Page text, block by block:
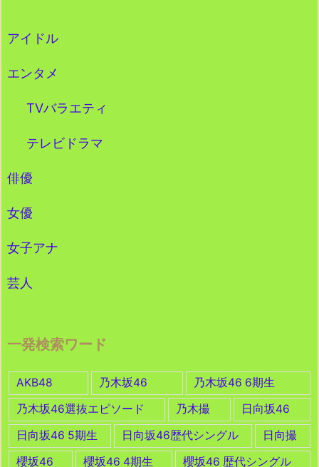
アイドル
エンタメ
TVバラエティ
テレビドラマ
俳優
女優
女子アナ
芸人
一発検索ワード
AKB48 乃木坂46
乃木坂46 6期生
乃木坂46選抜エピソード
乃木撮
日向坂46
日向坂46 5期生
日向坂46歴代シングル
日向撮
櫻坂46
櫻坂46 4期生 櫻坂46 歴代シングル